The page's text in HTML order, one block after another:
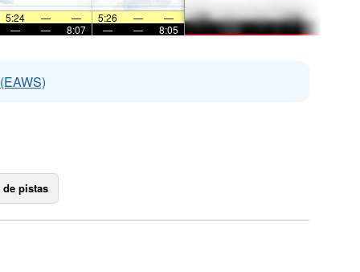
5:24 — — 5:26 —
—
— — 8:07 — — 8:05
de pistas